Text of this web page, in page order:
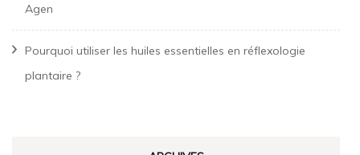
Agen
Pourquoi utiliser les huiles essentielles en réflexologie
plantaire ?